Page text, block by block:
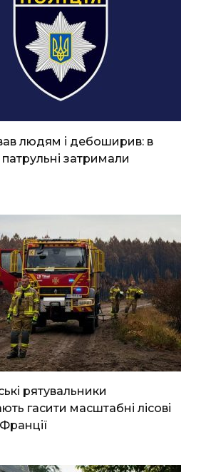
людям і дебоширив: в
затримали
рятувальники
гасити масштабні лісові